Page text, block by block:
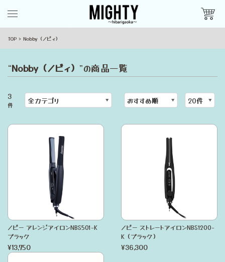
TOP Nobby（ノビィ）
“Nobby（ノビィ） ”の商品一覧
3
件
ノビー アレンジアイロンNBS501-K
ブラック
¥13,750
ノビー ストレートアイロンNBS1200-
K（ブラック）
¥36,300